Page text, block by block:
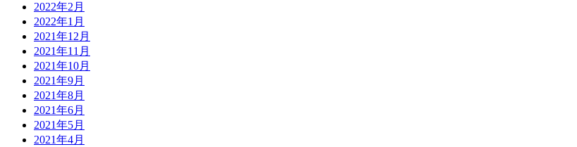
2022年2月
2022年1月
2021年12月
2021年11月
2021年10月
2021年9月
2021年8月
2021年6月
2021年5月
2021年4月